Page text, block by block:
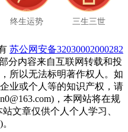
终生运势 三生三世
苏公网安备32030002000282
分内容来自互联网转载和投
所以无法标明著作权人。如
业或个人等的知识产权，请
，本网站将在规
文章仅供个人个人学习、